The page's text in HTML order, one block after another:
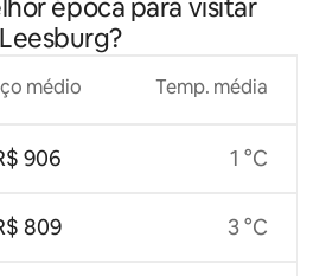
época para visitar
Leesburg?
médio
906
809
Temp. média
1 °C
3 °C